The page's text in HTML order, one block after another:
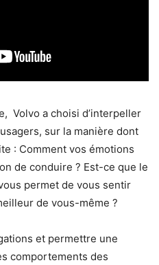
Volvo a choisi d’interpeller
sur la manière dont
: Comment vos émotions
de conduire ? Est-ce que le
permet de vous sentir
de vous-même ?
et permettre une
comportements des